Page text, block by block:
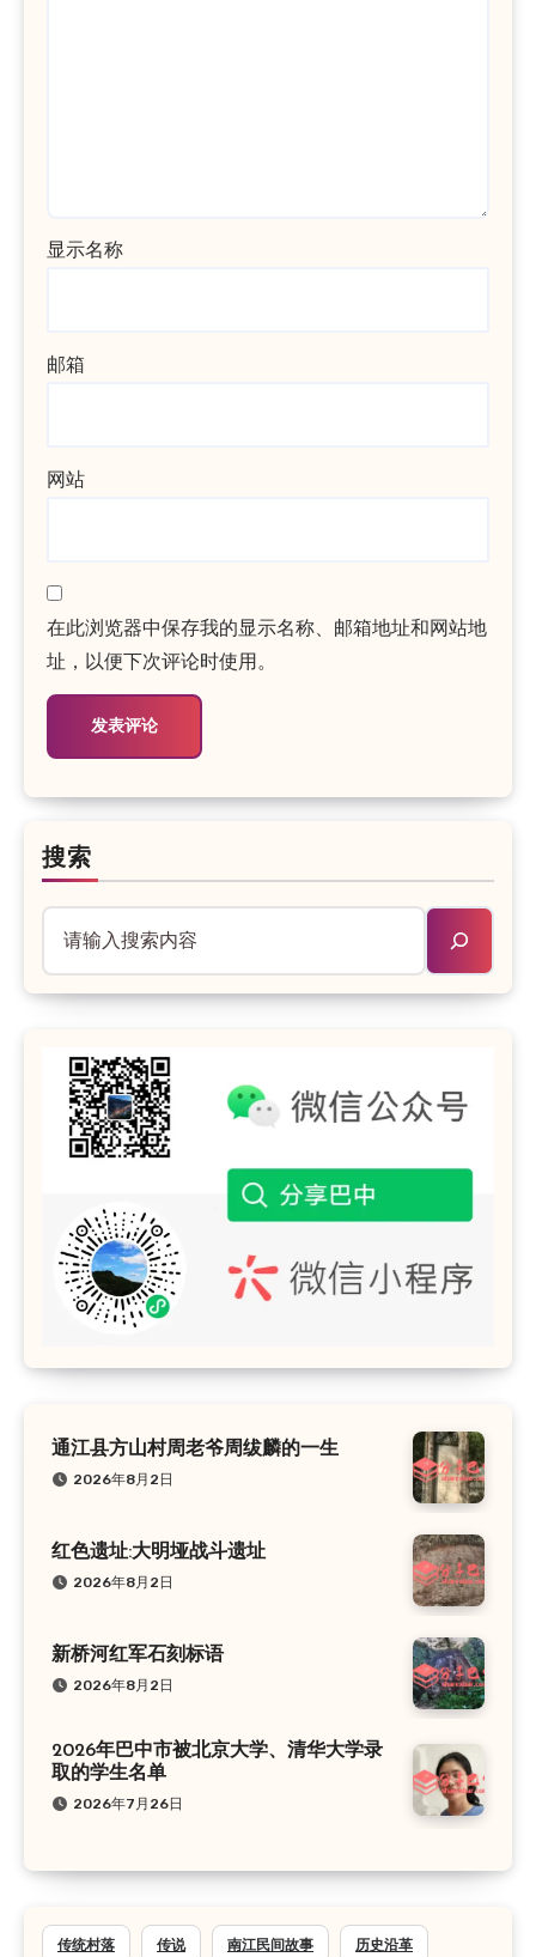
显示名称
邮箱
网站
在此浏览器中保存我的显示名称、邮箱地址和网站地
址，以便下次评论时使用。
搜索
通江县方山村周老爷周绂麟的一生
2026年8月2日
红色遗址:大明垭战斗遗址
2026年8月2日
新桥河红军石刻标语
2026年8月2日
2026年巴中市被北京大学、清华大学录
取的学生名单
2026年7月26日
传统村落 传说 南江民间故事 历史沿革